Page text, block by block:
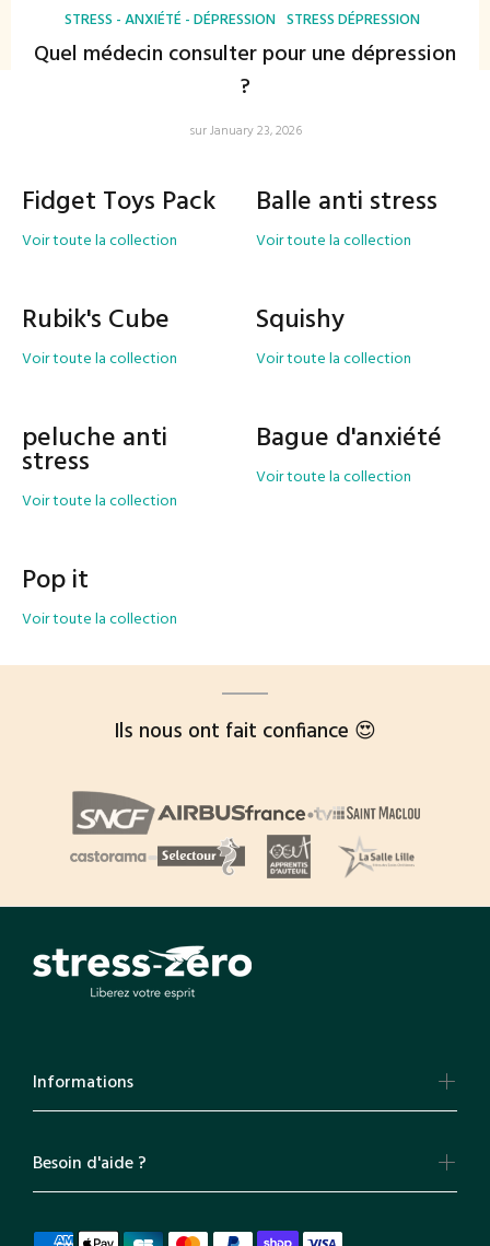
STRESS - ANXIÉTÉ - DÉPRESSION STRESS DÉPRESSION
Quel médecin consulter pour une dépression
?
sur January 23, 2026
Fidget Toys Pack
Voir toute la collection
Balle anti stress
Voir toute la collection
Rubik's Cube
Voir toute la collection
Squishy
Voir toute la collection
peluche anti
stress
Voir toute la collection
Bague d'anxiété
Voir toute la collection
Pop it
Voir toute la collection
Ils nous ont fait confiance 😍
Informations
Besoin d'aide ?